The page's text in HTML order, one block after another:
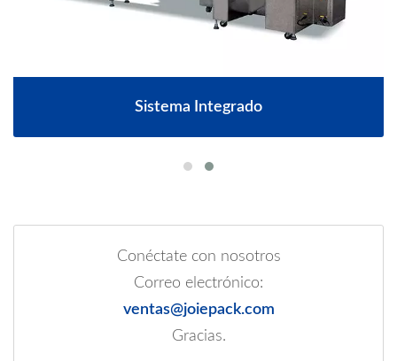
Sistema Integrado
Conéctate con nosotros
Correo electrónico:
ventas@joiepack.com
Gracias.